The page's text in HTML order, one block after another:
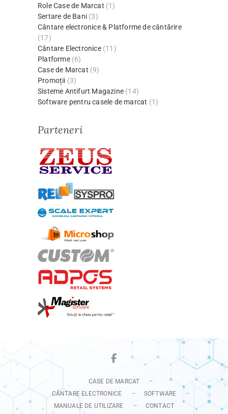
Role Case de Marcat (1)
Sertare de Bani (3)
Cântare electronice & Platforme de cântărire
(17)
Cântare Electronice (11)
Platforme (6)
Case de Marcat (9)
Promoții (3)
Sisteme Antifurt Magazine (14)
Software pentru casele de marcat (1)
Parteneri
Facebook
CASE DE MARCAT
CÂNTARE ELECTRONICE
SOFTWARE
MANUALE DE UTILIZARE
CONTACT